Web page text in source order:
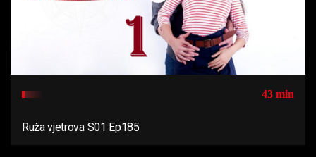
43 min
Ruža vjetrova S01 Ep185